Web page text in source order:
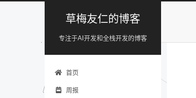
草梅友仁的博客
专注于AI开发和全栈开发的博客
首页
周报